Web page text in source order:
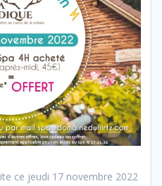
ce jeudi 17 novembre 2022